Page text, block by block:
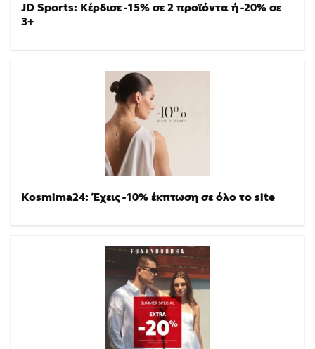
JD Sports: Κέρδισε -15% σε 2 προϊόντα ή -20% σε
3+
Kosmima24: Έχεις -10% έκπτωση σε όλο το site